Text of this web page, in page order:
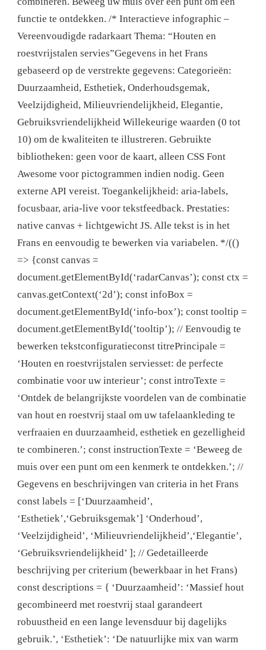
functie te ontdekken. /* Interactieve infographic –
Vereenvoudigde radarkaart Thema: “Houten en
roestvrijstalen servies”Gegevens in het Frans
gebaseerd op de verstrekte gegevens: Categorieën:
Duurzaamheid, Esthetiek, Onderhoudsgemak,
Veelzijdigheid, Milieuvriendelijkheid, Elegantie,
Gebruiksvriendelijkheid Willekeurige waarden (0 tot
10) om de kwaliteiten te illustreren. Gebruikte
bibliotheken: geen voor de kaart, alleen CSS Font
Awesome voor pictogrammen indien nodig. Geen
externe API vereist. Toegankelijkheid: aria-labels,
focusbaar, aria-live voor tekstfeedback. Prestaties:
native canvas + lichtgewicht JS. Alle tekst is in het
Frans en eenvoudig te bewerken via variabelen. */(()
=> {const canvas =
document.getElementById(‘radarCanvas’); const ctx =
canvas.getContext(‘2d’); const infoBox =
document.getElementById(‘info-box’); const tooltip =
document.getElementById(’tooltip’); // Eenvoudig te
bewerken tekstconfiguratieconst titrePrincipale =
‘Houten en roestvrijstalen serviesset: de perfecte
combinatie voor uw interieur’; const introTexte =
‘Ontdek de belangrijkste voordelen van de combinatie
van hout en roestvrij staal om uw tafelaankleding te
verfraaien en duurzaamheid, esthetiek en gezelligheid
te combineren.’; const instructionTexte = ‘Beweeg de
muis over een punt om een ​​kenmerk te ontdekken.’; //
Gegevens en beschrijvingen van criteria in het Frans
const labels = [‘Duurzaamheid’,
‘Esthetiek’,‘Gebruiksgemak’] ‘Onderhoud’,
‘Veelzijdigheid’, ‘Milieuvriendelijkheid’,‘Elegantie’,
‘Gebruiksvriendelijkheid’ ]; // Gedetailleerde
beschrijving per criterium (bewerkbaar in het Frans)
const descriptions = { ‘Duurzaamheid’: ‘Massief hout
gecombineerd met roestvrij staal garandeert
robuustheid en een lange levensduur bij dagelijks
gebruik.’, ‘Esthetiek’: ‘De natuurlijke mix van warm